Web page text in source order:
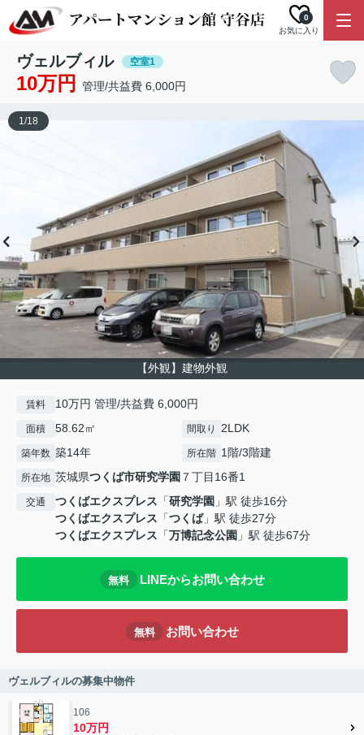
お気に入り
0
ヴェルブィル 空室1
10万円 管理/共益費 6,000円
【外観】建物外観
1/18
賃料 10万円 管理/共益費 6,000円
面積 58.62㎡ 間取り 2LDK
築年数 築14年 所在階 1階/3階建
所在地 茨城県つくば市研究学園 ７丁目16番1
交通 つくばエクスプレス 「研究学園 」駅 徒歩16分
つくばエクスプレス 「つくば」駅 徒歩27分
つくばエクスプレス 「万博記念公園 」駅 徒歩67分
無料 LINEからお問い合わせ
無料 お問い合わせ
ヴェルブィルの募集中物件
106
10万円